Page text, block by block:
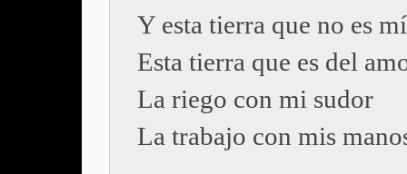
Y esta tierra que no es
Esta tierra que es del
La riego con mi sudor
La trabajo con mis